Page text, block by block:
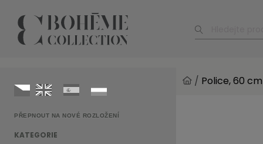
PŘEPNOUT NA NOVÉ ROZLOŽENÍ
KATEGORIE
/ Police, 60 cm